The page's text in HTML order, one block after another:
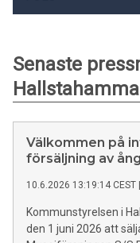
Senaste
Välkommen på
försäljning av
10.6.2026 13:19:14 CEST
Kommunstyrelsen i
den 1 juni 2026 att